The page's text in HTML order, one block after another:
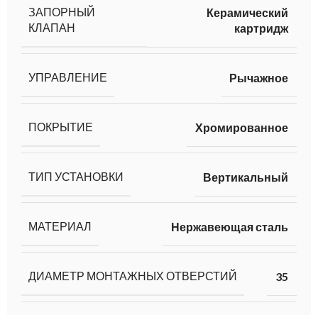
ЗАПОРНЫЙ
КЛАПАН
Керамический
картридж
УПРАВЛЕНИЕ Рычажное
ПОКРЫТИЕ Хромированное
ТИП УСТАНОВКИ Вертикальный
МАТЕРИАЛ Нержавеющая сталь
ДИАМЕТР МОНТАЖНЫХ ОТВЕРСТИЙ 35